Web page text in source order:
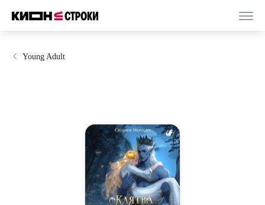
Young Adult